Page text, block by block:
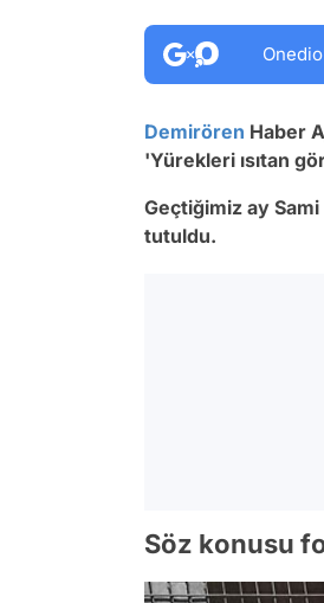
Demirören Haber
'Yürekleri ısıtan
Geçtiğimiz ay
tutuldu.
Söz konusu